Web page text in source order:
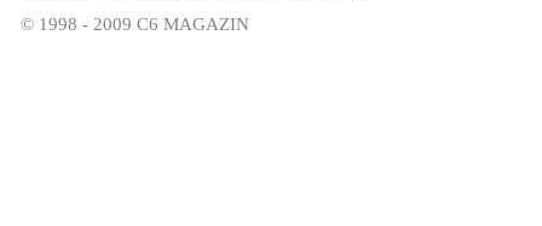
© 1998 - 2009 C6 MAGAZIN